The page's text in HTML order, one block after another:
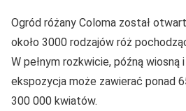
Ogród różany Coloma został
około 3000 rodzajów róż
W pełnym rozkwicie, późną
ekspozycja może zawierać ponad
300 000 kwiatów.